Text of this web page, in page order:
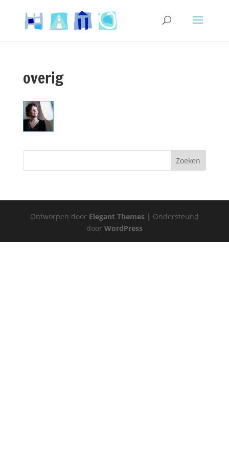
overig
Ontworpen door Elegant Themes| Ondersteund
door WordPress